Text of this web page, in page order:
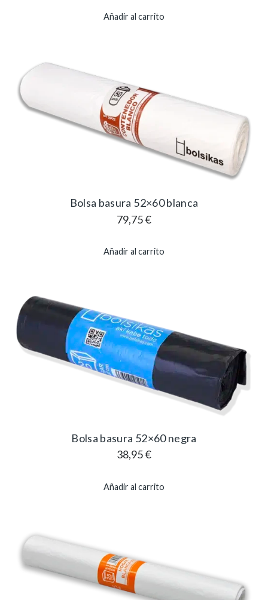
Añadir al carrito
Bolsa basura 52×60 blanca
79,75€
Añadir al carrito
Bolsa basura 52×60 negra
38,95€
Añadir al carrito